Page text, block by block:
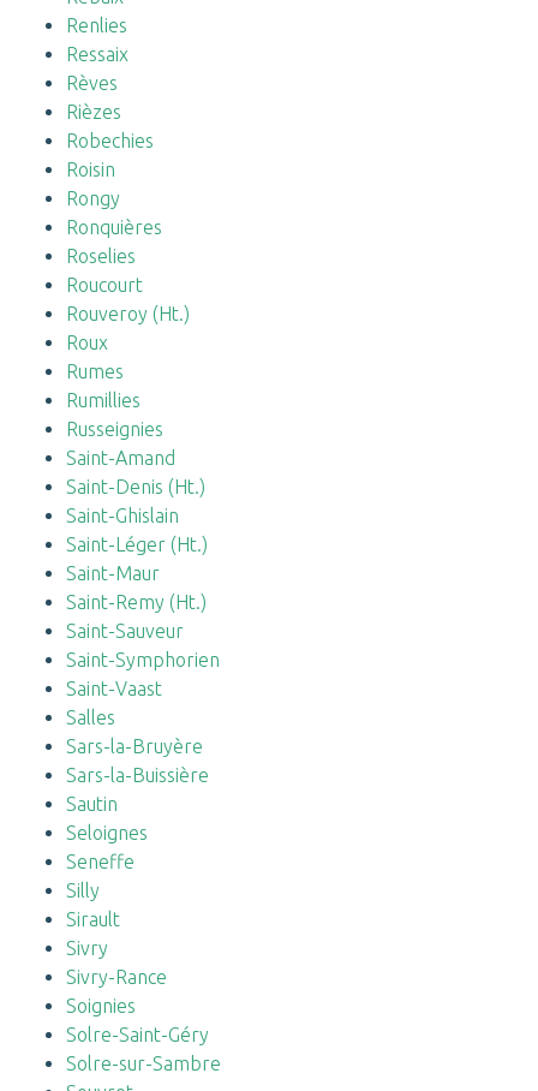
Renlies
Ressaix
Rèves
Rièzes
Robechies
Roisin
Rongy
Ronquières
Roselies
Roucourt
Rouveroy (Ht.)
Roux
Rumes
Rumillies
Russeignies
Saint-Amand
Saint-Denis (Ht.)
Saint-Ghislain
Saint-Léger (Ht.)
Saint-Maur
Saint-Remy (Ht.)
Saint-Sauveur
Saint-Symphorien
Saint-Vaast
Salles
Sars-la-Bruyère
Sars-la-Buissière
Sautin
Seloignes
Seneffe
Silly
Sirault
Sivry
Sivry-Rance
Soignies
Solre-Saint-Géry
Solre-sur-Sambre